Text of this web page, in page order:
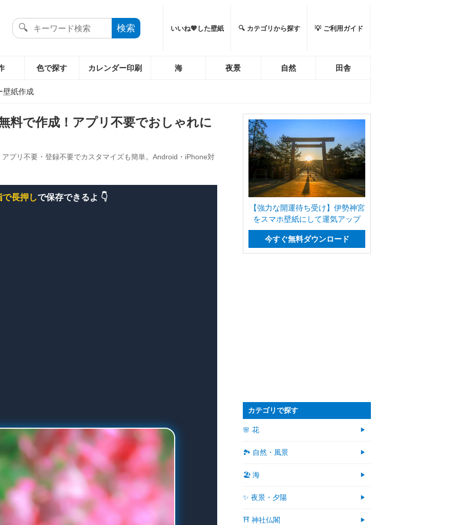
いいね💖した壁紙 🔍 カテゴリから探す 💡 ご利用ガイド
色で探す カレンダー印刷 海 夜景 自然 田舎
壁紙作成
料で作成！アプリ不要でおしゃれに
プリ不要・登録不要でカスタマイズも簡単。Android・iPhone対
で長押しで保存できるよ 👇️
【強力な開運待ち受け】伊勢神宮
をスマホ壁紙にして運気アップ
今すぐ無料ダウンロード
カテゴリで探す
🌸 花
🏞️ 自然・風景
🏖 海
✨ 夜景・夕陽
⛩ 神社仏閣